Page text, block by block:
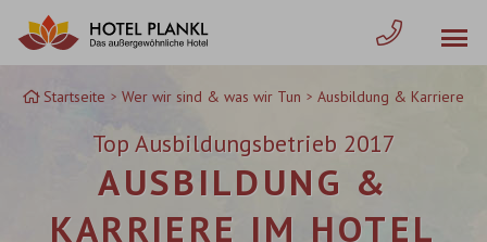
Inhalt
springen
Startseite Wer wir sind & was wir Tun Ausbildung & Karriere
Top Ausbildungsbetrieb 2017
AUSBILDUNG &
KARRIERE IM HOTEL